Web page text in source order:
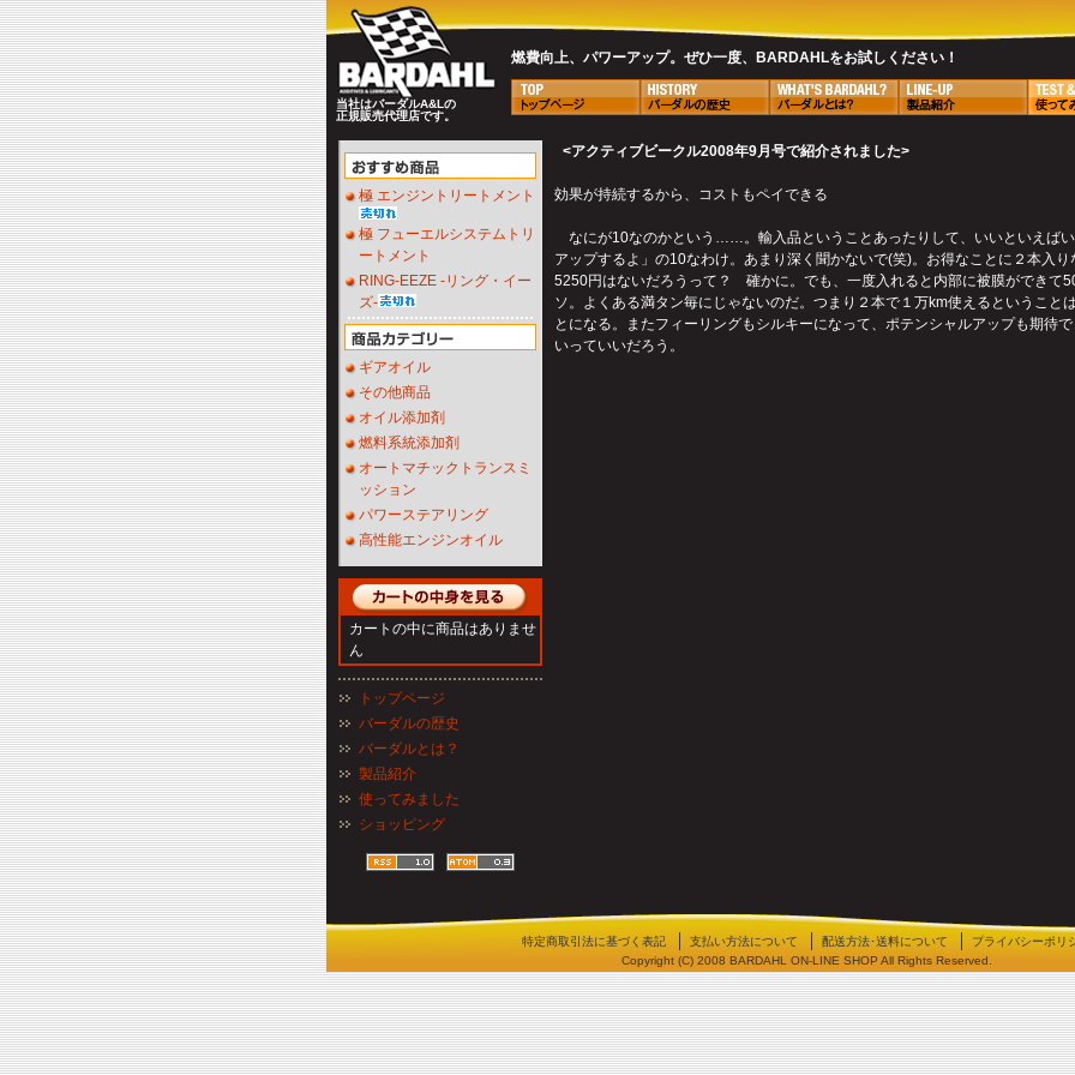
当社はバーダルA&Lの
正規販売代理店です。
燃費向上、パワーアップ。ぜひ一度、BARDAHLをお試しください！
極 エンジントリートメント
極 フューエルシステムトリ
ートメント
RING-EEZE -リング・イー
ズ-
ギアオイル
その他商品
オイル添加剤
燃料系統添加剤
オートマチックトランスミ
ッション
パワーステアリング
高性能エンジンオイル
カートの中に商品はありませ
ん
トップページ
バーダルの歴史
バーダルとは？
製品紹介
使ってみました
ショッピング
<アクティブビークル2008年9月号で紹介されました>
効果が持続するから、コストもペイできる
なにが10なのかという……。輸入品ということあったりして、いいといえば
アップするよ」の10なわけ。あまり深く聞かないで(笑)。お得なことに２本入
5250円はないだろうって？ 確かに。でも、一度入れると内部に被膜ができて
ソ。よくある満タン毎にじゃないのだ。つまり２本で１万km使えるということ
とになる。またフィーリングもシルキーになって、ポテンシャルアップも期待
いっていいだろう。
特定商取引法に基づく表記 支払い方法について 配送方法･送料について
プライバシーポリ
Copyright (C) 2008 BARDAHL ON-LINE SHOP All Rights Reserved.